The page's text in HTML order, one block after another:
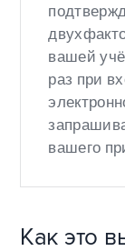
вашей
раз при
вашего
Как это